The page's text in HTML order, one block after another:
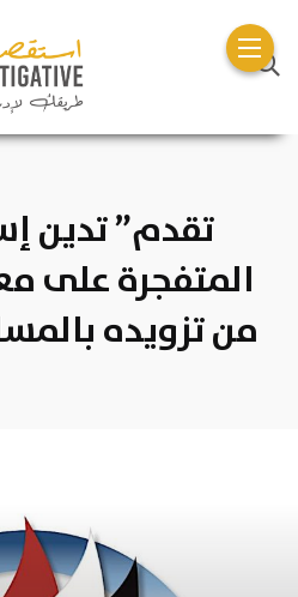
المتفجرة على
من تزويده